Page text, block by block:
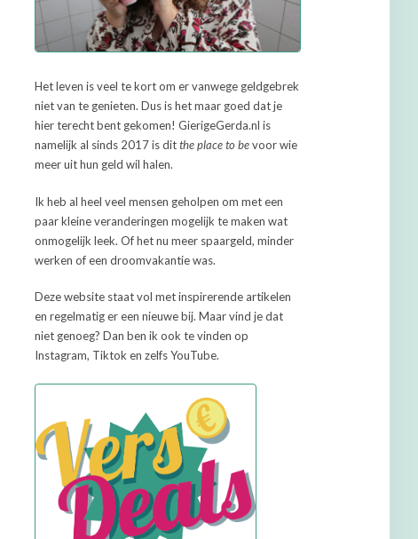
Het leven is veel te kort om er vanwege geldgebrek
niet van te genieten. Dus is het maar goed dat je
hier terecht bent gekomen! GierigeGerda.nl is
namelijk al sinds 2017 is ditthe place to bevoor wie
meer uit hun geld wil halen.
Ik heb al heel veel mensen geholpen om met een
paar kleine veranderingen mogelijk te maken wat
onmogelijk leek. Of het nu meer spaargeld, minder
werken of een droomvakantie was.
Deze website staat vol met inspirerende artikelen
en regelmatig er een nieuwe bij. Maar vind je dat
niet genoeg? Dan ben ik ook te vinden op
Instagram, Tiktok en zelfs YouTube.